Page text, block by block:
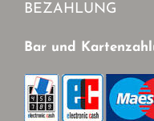
BEZAHLUNG
Bar und